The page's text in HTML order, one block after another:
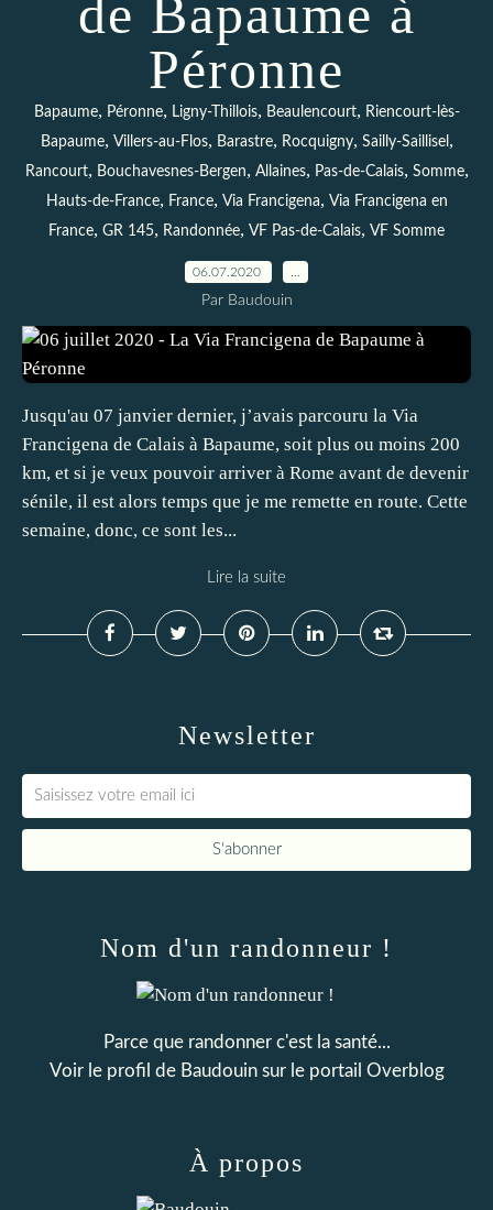
de Bapaume à
Péronne
Bapaume, Péronne, Ligny-Thillois, Beaulencourt, Riencourt-lès-
Bapaume, Villers-au-Flos, Barastre, Rocquigny, Sailly-Saillisel,
Rancourt, Bouchavesnes-Bergen, Allaines, Pas-de-Calais, Somme,
Hauts-de-France, France, Via Francigena, Via Francigena en
France, GR 145, Randonnée, VF Pas-de-Calais, VF Somme
06.07.2020
Par Baudouin
Jusqu'au 07 janvier dernier, j’avais parcouru la Via
Francigena de Calais à Bapaume, soit plus ou moins 200
km, et si je veux pouvoir arriver à Rome avant de devenir
sénile, il est alors temps que je me remette en route. Cette
semaine, donc, ce sont les...
Lire la suite
Newsletter
Nom d'un randonneur !
Parce que randonner c'est la santé...
Voir le profil de Baudouinsur le portail Overblog
À propos